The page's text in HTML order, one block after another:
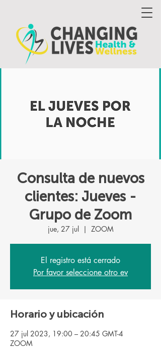
Consulta de nuevos
clientes: Jueves -
Grupo de Zoom
jue, 27 jul
  |
ZOOM
El registro está cerrado
Por favor seleccione otro ev
Horario y ubicación
27 jul 2023, 19:00 – 20:45 GMT-4
ZOOM